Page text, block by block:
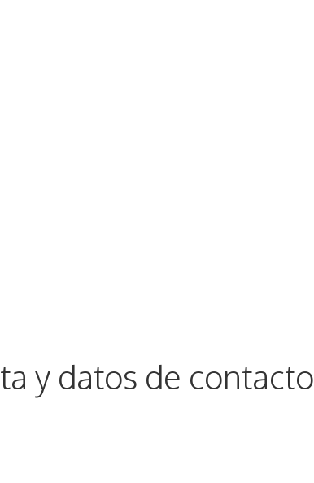
y datos de contacto